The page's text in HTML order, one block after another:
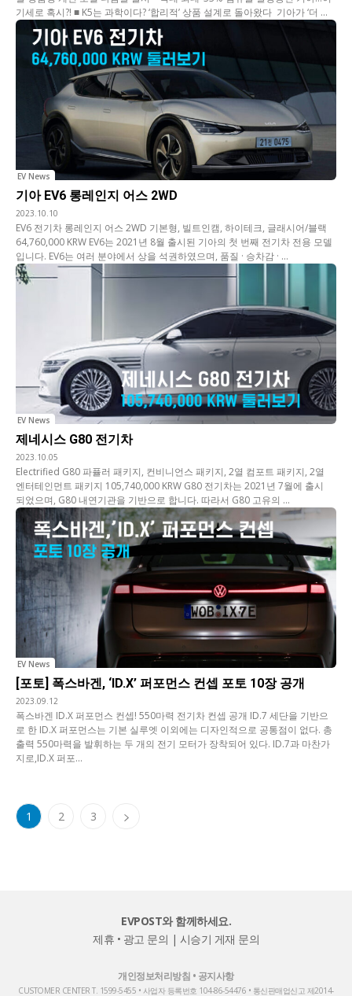
기세로 혹시?! ■ K5는 과학이다? ‘합리적’ 상품 설계로 돌아왔다 기아가 ‘더 ...
EV News
기아 EV6 롱레인지 어스 2WD
2023.10.10
EV6 전기차 롱레인지 어스 2WD 기본형, 빌트인캠, 하이테크, 글래시어/블랙
64,760,000 KRW EV6는 2021년 8월 출시된 기아의 첫 번째 전기차 전용 모델
입니다. EV6는 여러 분야에서 상을 석권하였으며, 품질 · 승차감 · ...
EV News
제네시스 G80 전기차
2023.10.05
Electrified G80 파퓰러 패키지, 컨비니언스 패키지, 2열 컴포트 패키지, 2열
엔터테인먼트 패키지 105,740,000 KRW G80 전기차는 2021년 7월에 출시
되었으며, G80 내연기관을 기반으로 합니다. 따라서 G80 고유의 ...
EV News
[포토] 폭스바겐, ‘ID.X’ 퍼포먼스 컨셉 포토 10장 공개
2023.09.12
폭스바겐 ID.X 퍼포먼스 컨셉! 550마력 전기차 컨셉 공개 ID.7 세단을 기반으
로 한 ID.X 퍼포먼스는 기본 실루엣 이외에는 디자인적으로 공통점이 없다. 총
출력 550마력을 발휘하는 두 개의 전기 모터가 장착되어 있다. ID.7과 마찬가
지로,ID.X 퍼포...
1 2 3
EVPOST와 함께하세요.
제휴 • 광고 문의 | 시승기 게재 문의
개인정보처리방침 • 공지사항
CUSTOMER CENTER T. 1599-5455 • 사업자 등록번호 104-86-54476 • 통신판매업신고 제2014-